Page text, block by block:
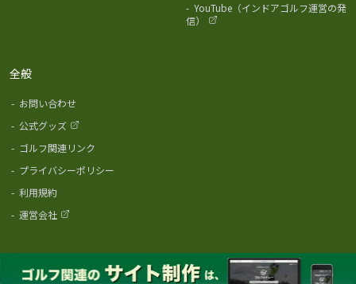
- YouTube（インドアゴルフ運営の発
信）
全般
- お問い合わせ
- 公式グッズ
- ゴルフ関連リンク
- プライバシーポリシー
- 利用規約
- 運営会社